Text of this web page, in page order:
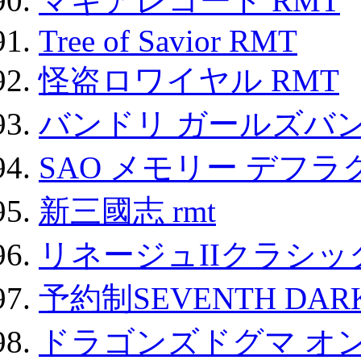
Tree of Savior RMT
怪盗ロワイヤル RMT
バンドリ ガールズバ
SAO メモリー デフラ
新三國志 rmt
リネージュIIクラシ
予約制SEVENTH
ドラゴンズドグマ オ